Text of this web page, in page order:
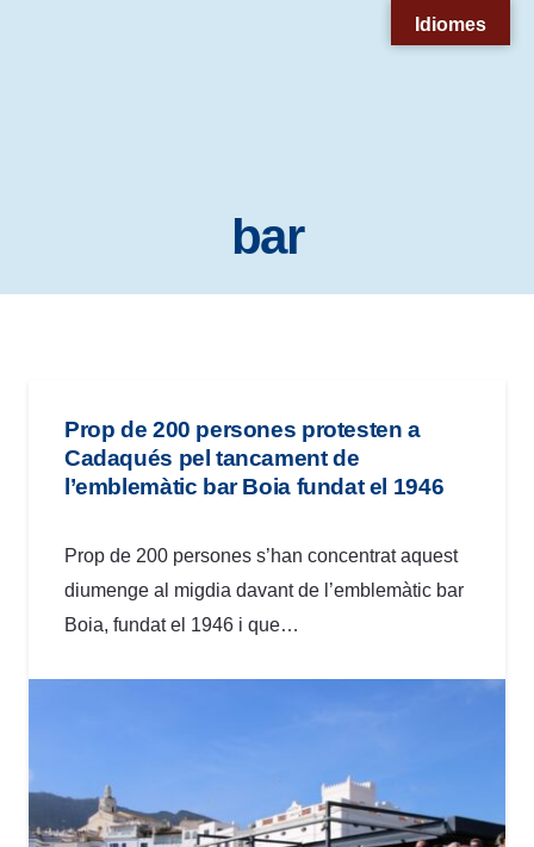
accesibilidad.
bar
Prop de 200 persones protesten a
Cadaqués pel tancament de
l’emblemàtic bar Boia fundat el 1946
Prop de 200 persones s’han concentrat aquest
diumenge al migdia davant de l’emblemàtic bar
Boia, fundat el 1946 i que…
Idiomes